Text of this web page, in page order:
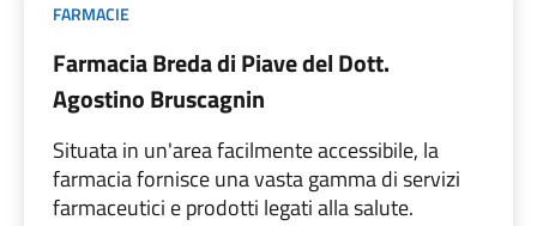
FARMACIE
Farmacia Breda di Piave del Dott.
Agostino Bruscagnin
Situata in un'area facilmente accessibile, la
farmacia fornisce una vasta gamma di servizi
farmaceutici e prodotti legati alla salute.